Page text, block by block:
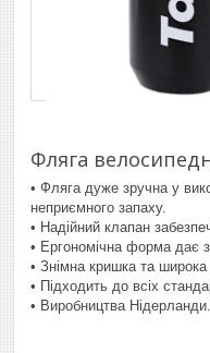
Фляга
• Фляга дуже зручна у
неприємного запаху.
• Надійний клапан
• Ергономічна форма дає
• Знімна кришка та
• Підходить до всіх
• Виробництва Нідерланди.